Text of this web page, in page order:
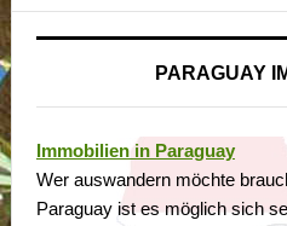
PARAGUAY
Immobilien in Paraguay
Wer auswandern möchte
Paraguay ist es möglich sich